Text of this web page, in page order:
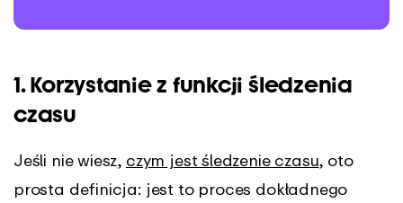
1. Korzystanie z funkcji śledzenia
czasu
Jeśli nie wiesz, czym jest śledzenie czasu, oto
prosta definicja: jest to proces dokładnego